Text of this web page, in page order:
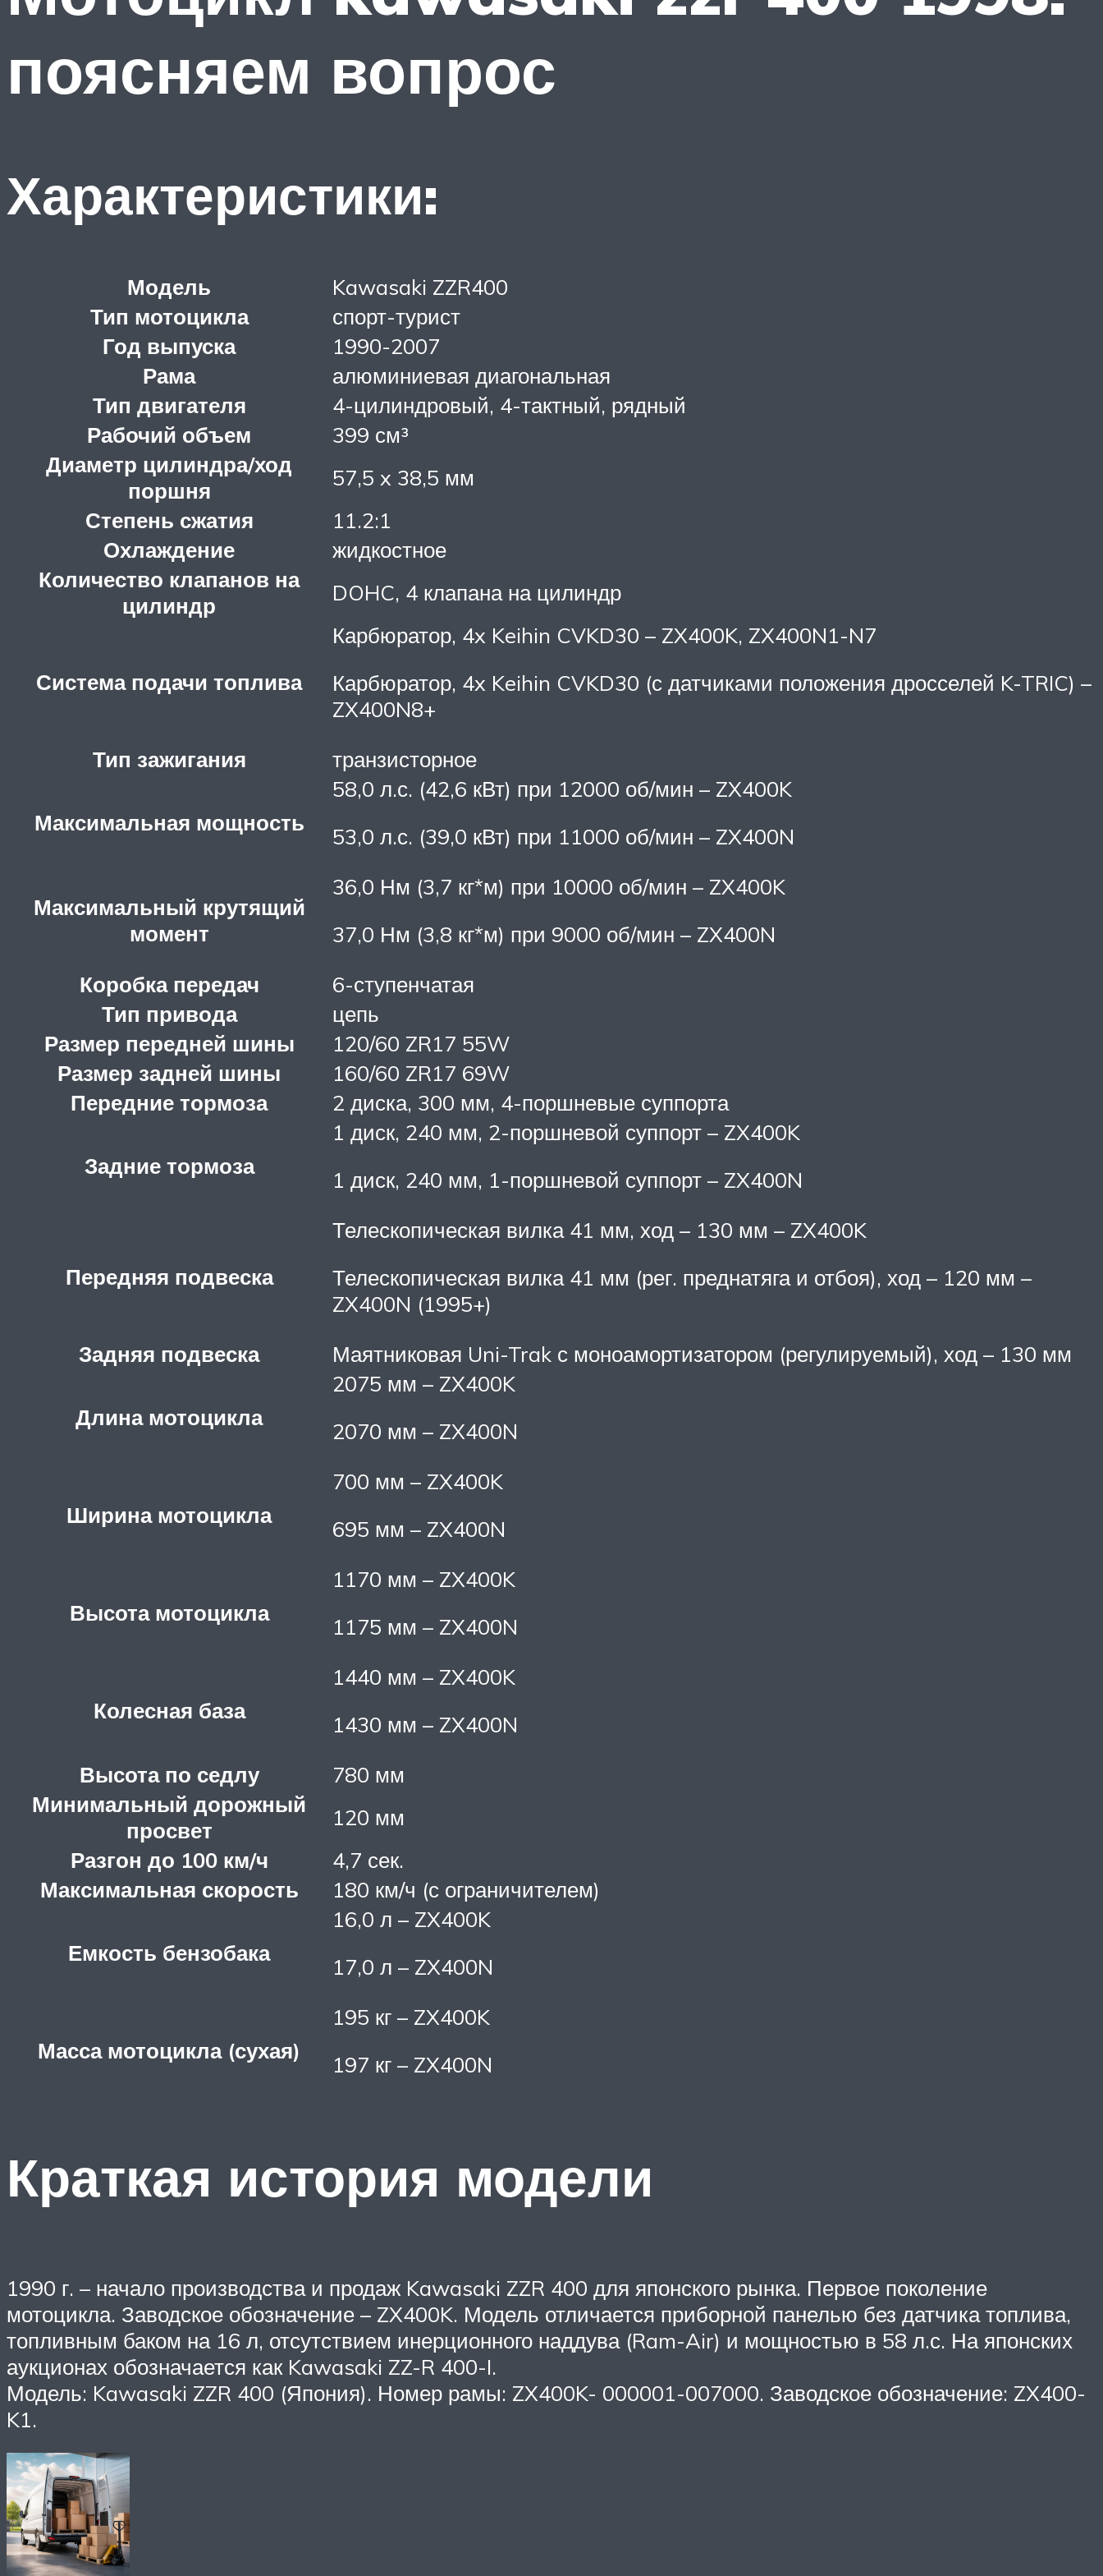
поясняем вопрос
Характеристики:
Модель
Kawasaki ZZR400
Тип мотоцикла
спорт-турист
Год выпуска
1990-2007
Рама
алюминиевая диагональная
Тип двигателя
4-цилиндровый, 4-тактный, рядный
Рабочий объем
399 см³
Диаметр цилиндра/ход
поршня
57,5 x 38,5 мм
Степень сжатия
11.2:1
Охлаждение
жидкостное
Количество клапанов на
цилиндр
DOHC, 4 клапана на цилиндр
Система подачи топлива
Карбюратор, 4x Keihin CVKD30 – ZX400K, ZX400N1-N7
Карбюратор, 4x Keihin CVKD30 (с датчиками положения дросселей K-TRIC) –
ZX400N8+
Тип зажигания
транзисторное
Максимальная мощность
58,0 л.с. (42,6 кВт) при 12000 об/мин – ZX400K
53,0 л.с. (39,0 кВт) при 11000 об/мин – ZX400N
Максимальный крутящий
момент
36,0 Нм (3,7 кг*м) при 10000 об/мин – ZX400K
37,0 Нм (3,8 кг*м) при 9000 об/мин – ZX400N
Коробка передач
6-ступенчатая
Тип привода
цепь
Размер передней шины
120/60 ZR17 55W
Размер задней шины
160/60 ZR17 69W
Передние тормоза
2 диска, 300 мм, 4-поршневые суппорта
Задние тормоза
1 диск, 240 мм, 2-поршневой суппорт – ZX400K
1 диск, 240 мм, 1-поршневой суппорт – ZX400N
Передняя подвеска
Телескопическая вилка 41 мм, ход – 130 мм – ZX400K
Телескопическая вилка 41 мм (рег. преднатяга и отбоя), ход – 120 мм –
ZX400N (1995+)
Задняя подвеска
Маятниковая Uni-Trak с моноамортизатором (регулируемый), ход – 130 мм
Длина мотоцикла
2075 мм – ZX400K
2070 мм – ZX400N
Ширина мотоцикла
700 мм – ZX400K
695 мм – ZX400N
Высота мотоцикла
1170 мм – ZX400K
1175 мм – ZX400N
Колесная база
1440 мм – ZX400K
1430 мм – ZX400N
Высота по седлу
780 мм
Минимальный дорожный
просвет
120 мм
Разгон до 100 км/ч
4,7 сек.
Максимальная скорость
180 км/ч (с ограничителем)
Емкость бензобака
16,0 л – ZX400K
17,0 л – ZX400N
Масса мотоцикла (сухая)
195 кг – ZX400K
197 кг – ZX400N
Краткая история модели
1990 г. – начало производства и продаж Kawasaki ZZR 400 для японского рынка. Первое поколение
мотоцикла. Заводское обозначение – ZX400K. Модель отличается приборной панелью без датчика топлива,
топливным баком на 16 л, отсутствием инерционного наддува (Ram-Air) и мощностью в 58 л.с. На японских
аукционах обозначается как Kawasaki ZZ-R 400-I.
Модель: Kawasaki ZZR 400 (Япония). Номер рамы: ZX400K- 000001-007000. Заводское обозначение: ZX400-
K1.